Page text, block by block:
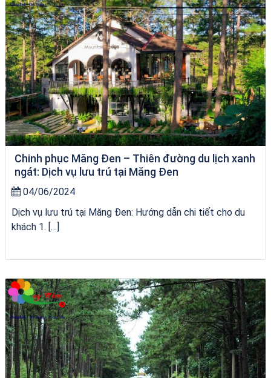
Chinh phục Măng Đen – Thiên đường du lịch xanh
ngát: Dịch vụ lưu trú tại Măng Đen
04/06/2024
Dịch vụ lưu trú tại Măng Đen: Hướng dẫn chi tiết cho du
khách 1. […]
bãi tắm Quy Nhơn